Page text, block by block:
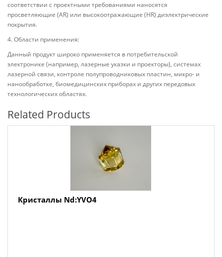
соответствии с проектными требованиями наносятся
просветляющие (AR) или высокоотражающие (HR) диэлектрические
покрытия.
4. Области применения:
Данный продукт широко применяется в потребительской
электронике (например, лазерные указки и проекторы), системах
лазерной связи, контроле полупроводниковых пластин, микро- и
нанообработке, биомедицинских приборах и других передовых
технологических областях.
Related Products
Кристаллы Nd:YVO4